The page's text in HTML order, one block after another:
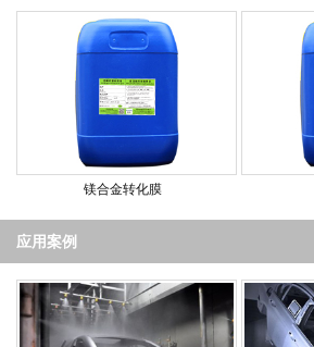
镁合金转化膜
应用案例